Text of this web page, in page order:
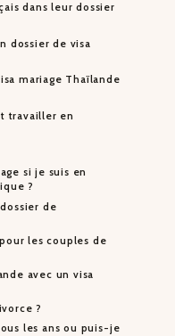
dans leur dossier
dossier de visa
mariage Thaïlande
travailler en
si je suis en
?
de
les couples de
avec un visa
?
les ans ou puis-je